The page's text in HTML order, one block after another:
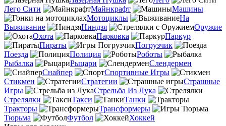
Лего Сити
Майнкрафт
Машины
Мотоциклы
На
Выживание
Ниндзя
Оружие
Охота
Парковка
Паркур
Пираты
Погрузчик
Поезда
Полиция
Роботы
Рыбалка
Рыцари
Слендермен
Снайпер
Спортивные Игры
Стикмен
Стратегии
Страшные
Игры
Стрельба Из Лука
Стрелялки
Такси
Танки
Тракторы
Трансформеры
Тюрьма
Футбол
Хоккей